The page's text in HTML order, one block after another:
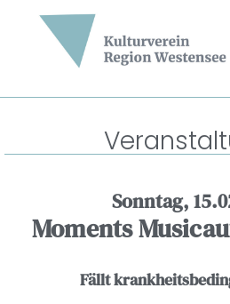
Sonntag,
Moments
Fällt